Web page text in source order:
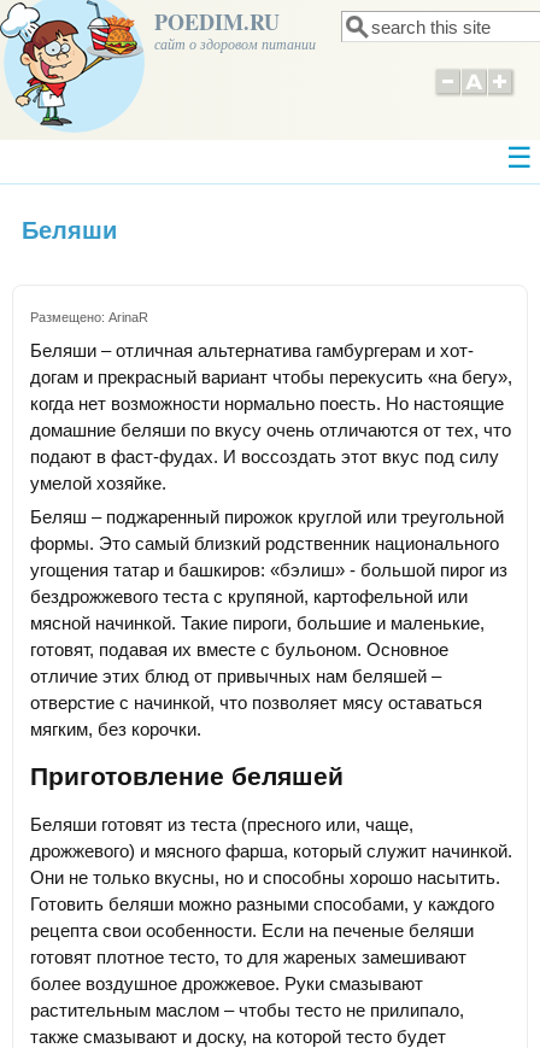
POEDIM.RU
сайт о здоровом питании Форма поиска
Поиск
Беляши
Размещено: ArinaR
Беляши – отличная альтернатива гамбургерам и хот-
догам и прекрасный вариант чтобы перекусить «на бегу»,
когда нет возможности нормально поесть. Но настоящие
домашние беляши по вкусу очень отличаются от тех, что
подают в фаст-фудах. И воссоздать этот вкус под силу
умелой хозяйке.
Беляш – поджаренный пирожок круглой или треугольной
формы. Это самый близкий родственник национального
угощения татар и башкиров: «бэлиш» - большой пирог из
бездрожжевого теста с крупяной, картофельной или
мясной начинкой. Такие пироги, большие и маленькие,
готовят, подавая их вместе с бульоном. Основное
отличие этих блюд от привычных нам беляшей –
отверстие с начинкой, что позволяет мясу оставаться
мягким, без корочки.
Приготовление беляшей
Беляши готовят из теста (пресного или, чаще,
дрожжевого) и мясного фарша, который служит начинкой.
Они не только вкусны, но и способны хорошо насытить.
Готовить беляши можно разными способами, у каждого
рецепта свои особенности. Если на печеные беляши
готовят плотное тесто, то для жареных замешивают
более воздушное дрожжевое. Руки смазывают
растительным маслом – чтобы тесто не прилипало,
также смазывают и доску, на которой тесто будет